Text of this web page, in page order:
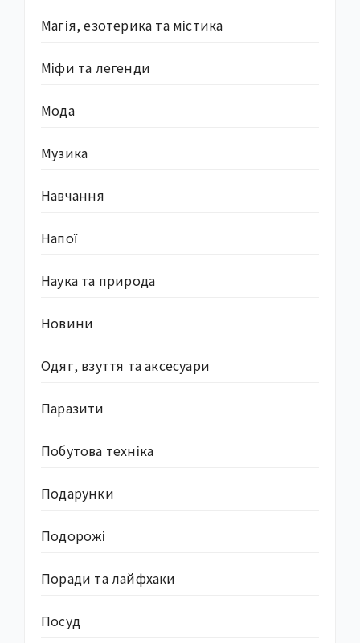
Магія, езотерика та містика
Міфи та легенди
Мода
Музика
Навчання
Напої
Наука та природа
Новини
Одяг, взуття та аксесуари
Паразити
Побутова техніка
Подарунки
Подорожі
Поради та лайфхаки
Посуд